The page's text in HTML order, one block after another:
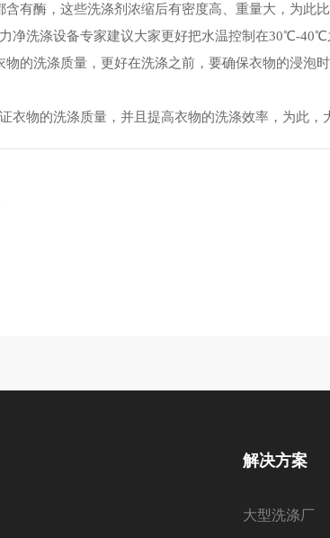
酶，这些洗涤剂浓缩后有密度高、重量大，为此比
净洗涤设备专家建议大家更好把水温控制在30℃-40℃
洗涤质量，更好在洗涤之前，要确保衣物的浸泡
物的洗涤质量，并且提高衣物的洗涤效率，为此，
解决方案
大型洗涤厂